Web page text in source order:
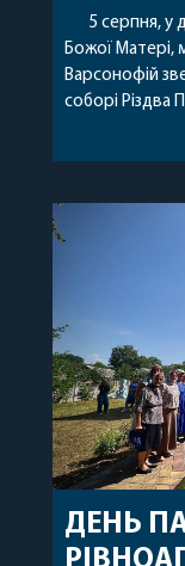
5 серпня, у
Божої Матері,
Варсонофій
соборі Різдва
Його
священному
особливі
ДЕНЬ